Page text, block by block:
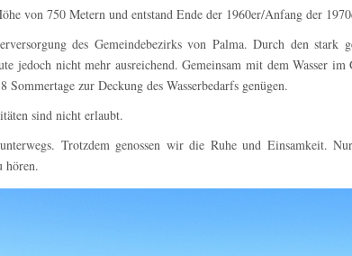
von 750 Metern und entstand Ende der 1960er/Anfang der
des Gemeindebezirks von Palma. Durch den stark
jedoch nicht mehr ausreichend. Gemeinsam mit dem Wasser im
zur Deckung des Wasserbedarfs genügen.
sind nicht erlaubt.
Trotzdem genossen wir die Ruhe und Einsamkeit.
hören.